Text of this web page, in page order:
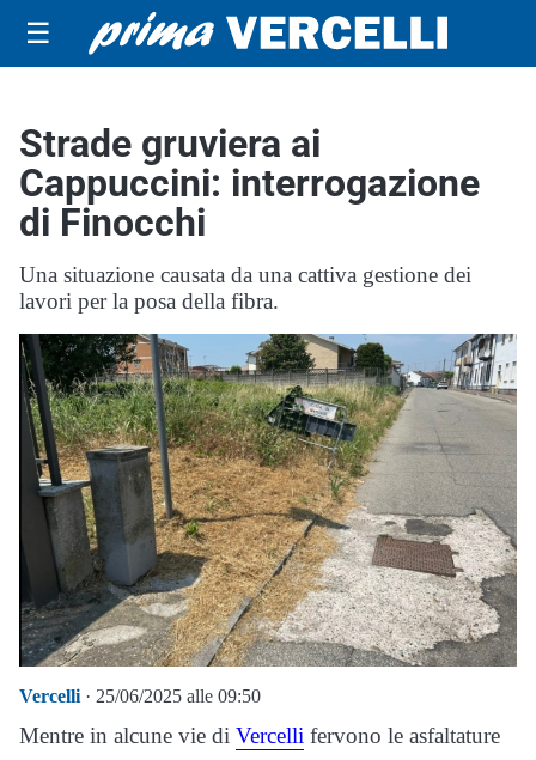
☰
Strade gruviera ai
Cappuccini: interrogazione
di Finocchi
Una situazione causata da una cattiva gestione dei
lavori per la posa della fibra.
Vercelli · 25/06/2025 alle 09:50
Mentre in alcune vie di Vercelli fervono le asfaltature